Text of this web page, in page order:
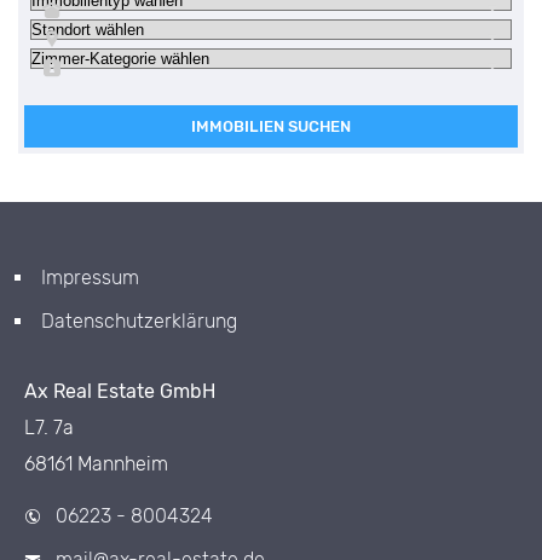
IMMOBILIEN SUCHEN
Impressum
Datenschutzerklärung
Ax Real Estate GmbH
L7. 7a
68161 Mannheim
06223 - 8004324